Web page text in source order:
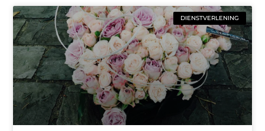
DIENSTVERLENING